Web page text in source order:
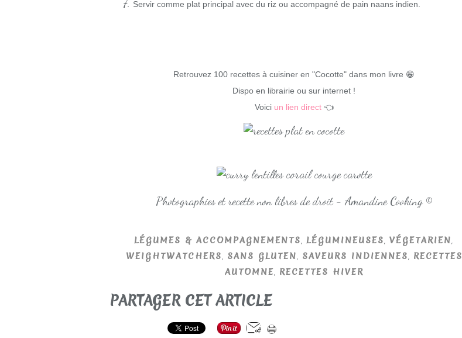
Servir comme plat principal avec du riz ou accompagné de pain naans indien.
Retrouvez 100 recettes à cuisiner en "Cocotte" dans mon livre 😁
Dispo en librairie ou sur internet !
Voici un lien direct👈
Photographies et recette non libres de droit - Amandine Cooking ©
LÉGUMES & ACCOMPAGNEMENTS, LÉGUMINEUSES, VÉGETARIEN,
WEIGHTWATCHERS, SANS GLUTEN, SAVEURS INDIENNES, RECETTES
AUTOMNE, RECETTES HIVER
PARTAGER CET ARTICLE